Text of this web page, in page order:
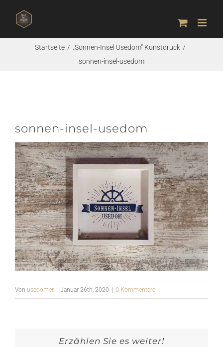
Inhalt
springen
Startseite
„Sonnen-Insel Usedom“ Kunstdruck
sonnen-insel-usedom
sonnen-insel-usedom
Von usedomer Januar 26th, 2020 0 Kommentare
Erzählen Sie es weiter!